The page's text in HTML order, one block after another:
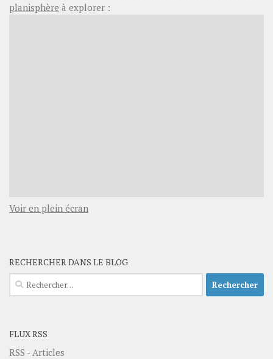
planisphère à explorer :
Voir en plein écran
RECHERCHER DANS LE BLOG
Rechercher :
FLUX RSS
RSS - Articles